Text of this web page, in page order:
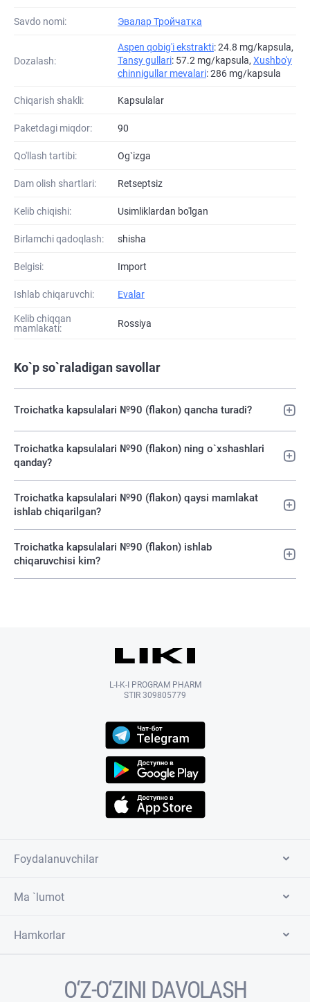
Savdo nomi: Эвалар Тройчатка
Dozalash:
Aspen qobig'i ekstrakti: 24.8 mg/kapsula,
Tansy gullari: 57.2 mg/kapsula, Xushbo'y
chinnigullar mevalari: 286 mg/kapsula
Chiqarish shakli: Kapsulalar
Paketdagi miqdor: 90
Qo'llash tartibi: Og`izga
Dam olish shartlari: Retseptsiz
Kelib chiqishi: Usimliklardan bo'lgan
Birlamchi qadoqlash: shisha
Belgisi: Import
Ishlab chiqaruvchi: Evalar
Kelib chiqqan
mamlakati:
Rossiya
Ko`p so`raladigan savollar
Troichatka kapsulalari №90 (flakon) qancha turadi?
Troichatka kapsulalari №90 (flakon) ning o`xshashlari
qanday?
Troichatka kapsulalari №90 (flakon) qaysi mamlakat
ishlab chiqarilgan?
Troichatka kapsulalari №90 (flakon) ishlab
chiqaruvchisi kim?
L-I-K-I PROGRAM PHARM
STIR 309805779
Foydalanuvchilar
Ma `lumot
Hamkorlar
O‘Z-O‘ZINI DAVOLASH